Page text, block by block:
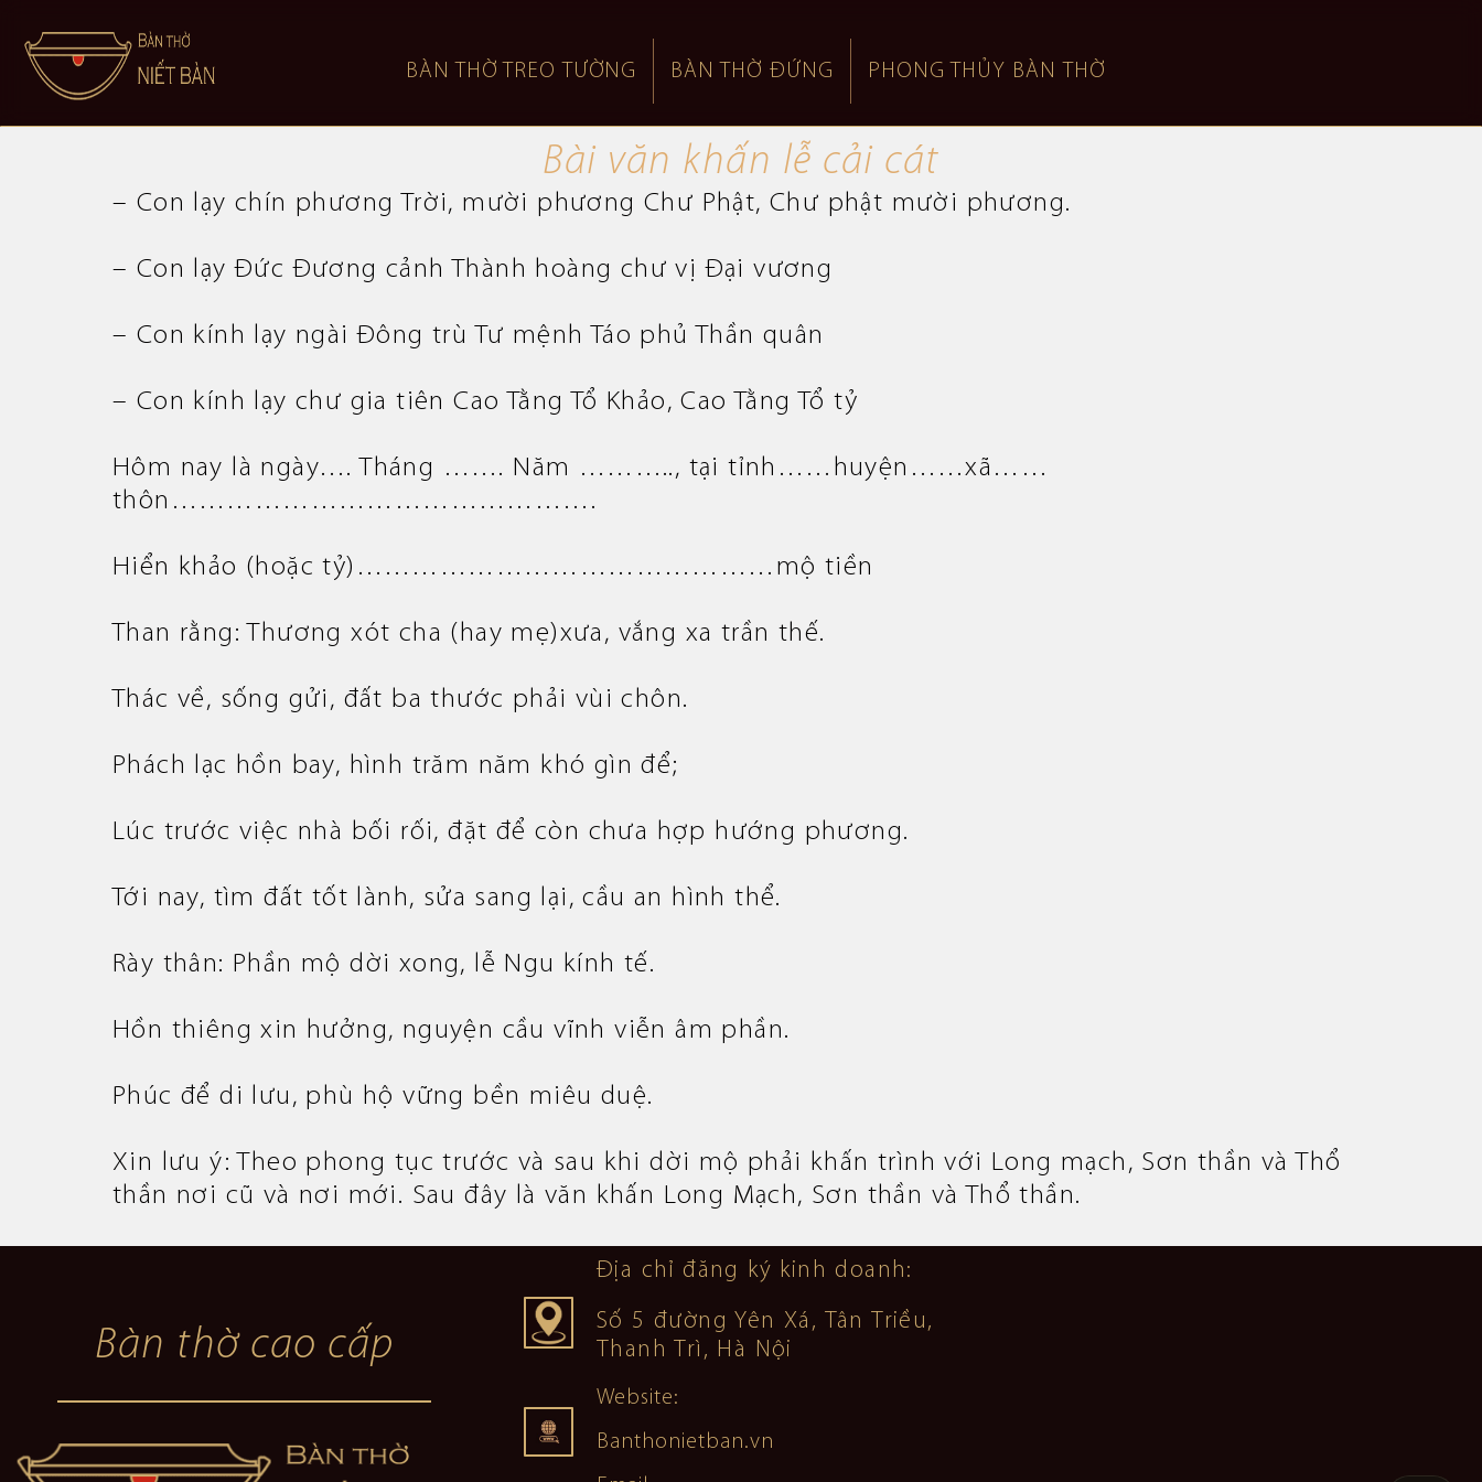
BÀN THỜ TREO TƯỜNG BÀN THỜ ĐỨNG PHONG THỦY BÀN THỜ
Bài văn khấn lễ cải cát
– Con lạy chín phương Trời, mười phương Chư Phật, Chư phật mười phương.
– Con lạy Đức Đương cảnh Thành hoàng chư vị Đại vương
– Con kính lạy ngài Đông trù Tư mệnh Táo phủ Thần quân
– Con kính lạy chư gia tiên Cao Tằng Tổ Khảo, Cao Tằng Tổ tỷ
Hôm nay là ngày…. Tháng ……. Năm ……….., tại tỉnh……huyện……xã……
thôn……………………………………….
Hiển khảo (hoặc tỷ)………………………………………mộ tiền
Than rằng: Thương xót cha (hay mẹ)xưa, vắng xa trần thế.
Thác về, sống gửi, đất ba thước phải vùi chôn.
Phách lạc hồn bay, hình trăm năm khó gìn để;
Lúc trước việc nhà bối rối, đặt để còn chưa hợp hướng phương.
Tới nay, tìm đất tốt lành, sửa sang lại, cầu an hình thể.
Rày thân: Phần mộ dời xong, lễ Ngu kính tế.
Hồn thiêng xin hưởng, nguyện cầu vĩnh viễn âm phần.
Phúc để di lưu, phù hộ vững bền miêu duệ.
Xin lưu ý: Theo phong tục trước và sau khi dời mộ phải khấn trình với Long mạch, Sơn thần và Thổ
thần nơi cũ và nơi mới. Sau đây là văn khấn Long Mạch, Sơn thần và Thổ thần.
Bàn thờ cao cấp
Địa chỉ đăng ký kinh doanh:
Số 5 đường Yên Xá, Tân Triều,
Thanh Trì, Hà Nội
Website:
Banthonietban.vn